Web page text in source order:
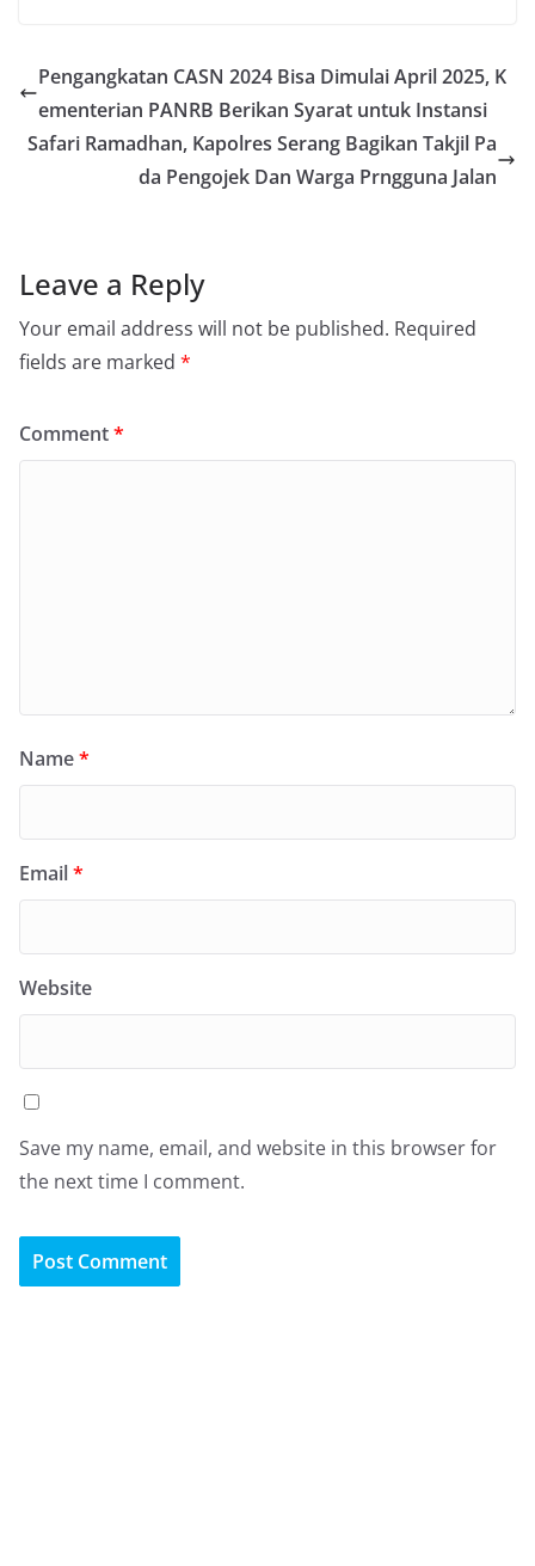
Pengangkatan CASN 2024 Bisa Dimulai April 2025, K
ementerian PANRB Berikan Syarat untuk Instansi
Safari Ramadhan, Kapolres Serang Bagikan Takjil Pa
da Pengojek Dan Warga Prngguna Jalan
Leave a Reply
Your email address will not be published. Required
fields are marked *
Comment*
Name*
Email*
Website
Save my name, email, and website in this browser for
the next time I comment.